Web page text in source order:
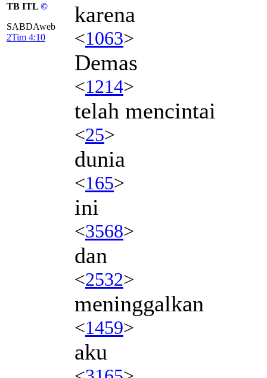
TB ITL ©
SABDAweb
2Tim 4:10
karena
<1063>
Demas
<1214>
telah mencintai
<25>
dunia
<165>
ini
<3568>
dan
<2532>
meninggalkan
<1459>
aku